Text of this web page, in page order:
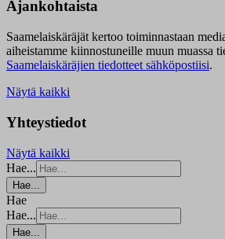
Ajankohtaista
Saamelaiskäräjät kertoo toiminnastaan
aiheistamme kiinnostuneille muun muassa
Saamelaiskäräjien tiedotteet sähköpostiisi.
Näytä kaikki
Yhteystiedot
Näytä kaikki
Hae...
Hae...
Hae
Hae...
Hae...